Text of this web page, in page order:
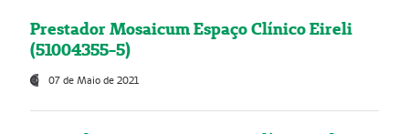
Prestador Mosaicum Espaço Clínico Eireli
(51004355-5)
07 de Maio de 2021